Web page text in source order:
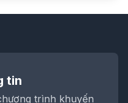
tin
trình khuyến